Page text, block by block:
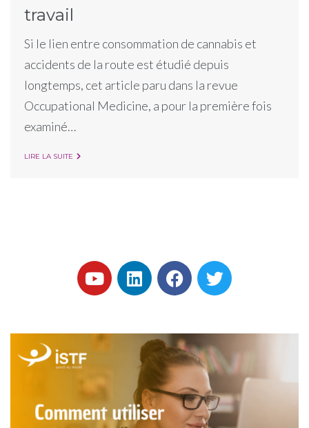
travail
Si le lien entre consommation de cannabis et
accidents de la route est étudié depuis
longtemps, cet article paru dans la revue
Occupational Medicine, a pour la première fois
examiné…
LIRE LA SUITE